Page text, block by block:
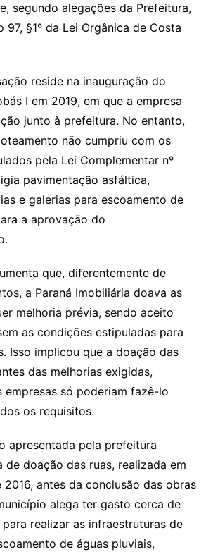
segundo alegações da Prefeitura,
§1º da Lei Orgânica de Costa
reside na inauguração do
I em 2019, em que a empresa
junto à prefeitura. No entanto,
não cumpriu com os
pela Lei Complementar nº
pavimentação asfáltica,
e galerias para escoamento de
a aprovação do
que, diferentemente de
a Paraná Imobiliária doava as
melhoria prévia, sendo aceito
as condições estipuladas para
Isso implicou que a doação das
das melhorias exigidas,
empresas só poderiam fazê-lo
os requisitos.
apresentada pela prefeitura
de doação das ruas, realizada em
antes da conclusão das obras
alega ter gasto cerca de
para realizar as infraestruturas de
de águas pluviais,